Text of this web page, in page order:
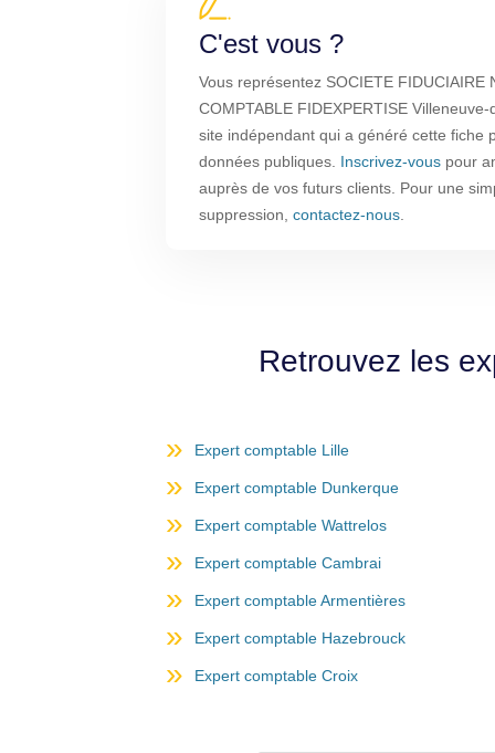
C'est vous ?
Vous représentez SOCIETE FIDUCIAIRE
COMPTABLE FIDEXPERTISE
site indépendant qui a généré cette fiche
données publiques. Inscrivez-vous pour
auprès de vos futurs clients. Pour une
suppression, contactez-nous
Retrouvez les
Expert comptable Lille
Expert comptable Dunkerque
Expert comptable Wattrelos
Expert comptable Cambrai
Expert comptable Armentières
Expert comptable Hazebrouck
Expert comptable Croix